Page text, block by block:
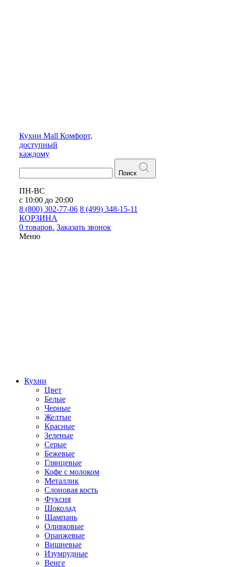
Кухни Mall Комфорт,
доступный
каждому
Поиск
ПН-ВС
с 10:00 до 20:00
8 (800) 302-77-06 8 (499) 348-15-11
КОРЗИНА
0 товаров. Заказать звонок
Меню
Кухни
Цвет
Белые
Черные
Желтые
Красные
Зеленые
Серые
Бежевые
Глянцевые
Кофе с молоком
Металлик
Слоновая кость
Фуксия
Шоколад
Шампань
Оливковые
Оранжевые
Вишневые
Изумрудные
Венге